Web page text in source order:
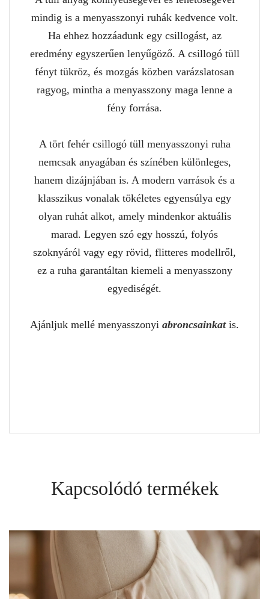
mindig is a menyasszonyi ruhák kedvence volt.
Ha ehhez hozzáadunk egy csillogást, az
eredmény egyszerűen lenyűgöző. A csillogó tüll
fényt tükröz, és mozgás közben varázslatosan
ragyog, mintha a menyasszony maga lenne a
fény forrása.
A tört fehér csillogó tüll menyasszonyi ruha
nemcsak anyagában és színében különleges,
hanem dizájnjában is. A modern varrások és a
klasszikus vonalak tökéletes egyensúlya egy
olyan ruhát alkot, amely mindenkor aktuális
marad. Legyen szó egy hosszú, folyós
szoknyáról vagy egy rövid, flitteres modellről,
ez a ruha garantáltan kiemeli a menyasszony
egyediségét.
Ajánljuk mellé menyasszonyi abroncsainkat is.
Kapcsolódó termékek